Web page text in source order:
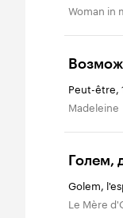
Woman
Peut-être,
Madeleine
Голем,
Golem,
Le Mère